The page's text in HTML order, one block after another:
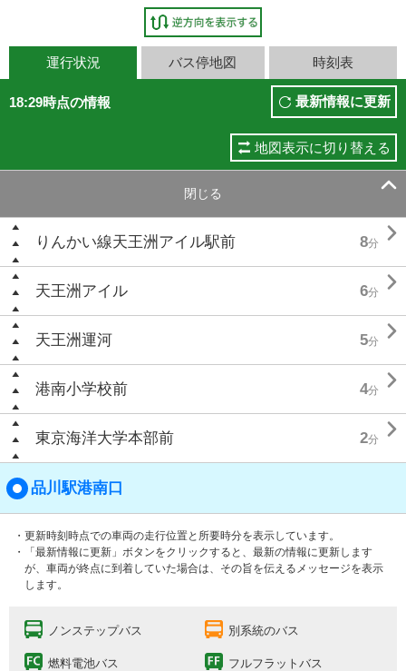
運行状況 バス停地図 時刻表
18:29時点の情報 最新情報に更新
地図表示に切り替える
閉じる 
りんかい線天王洲アイル駅前 8分 
天王洲アイル 6分 
天王洲運河 5分 
港南小学校前 4分 
東京海洋大学本部前 2分 
品川駅港南口
・更新時刻時点での車両の走行位置と所要時分を表示しています。
・「最新情報に更新」ボタンをクリックすると、最新の情報に更新します
が、車両が終点に到着していた場合は、その旨を伝えるメッセージを表示
します。
ノンステップバス 別系統のバス
燃料電池バス フルフラットバス